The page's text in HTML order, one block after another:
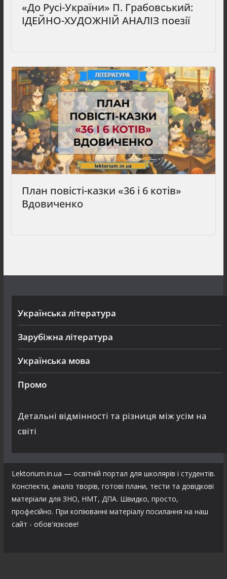
«До Русі-України» П. Грабовський:
ІДЕЙНО-ХУДОЖНІЙ АНАЛІЗ поезії
План повісті-казки «36 і 6 котів»
Вдовиченко
Українська література
Зарубіжна література
Українська мова
Промо
Детальні відмінності та різниця між усім на
світі
Lektorium.in.ua — освітній портал для школярів і студентів.
Конспекти, аналіз творів, готові плани, тести та довідкові
матеріали для ЗНО, НМТ, ДПА. Швидко, просто,
професійно. При копіюванні матеріалу посилання на наш
сайт - обов'язкове!